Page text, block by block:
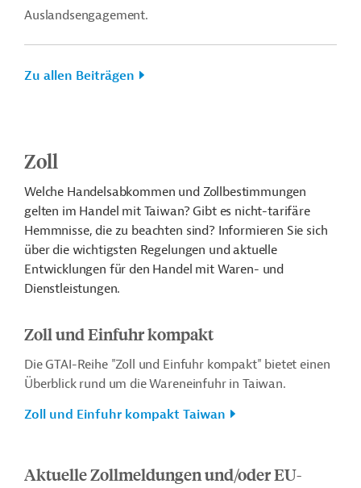
Auslandsengagement.
Zu allen Beiträgen
Zoll
Welche Handelsabkommen und Zollbestimmungen
gelten im Handel mit Taiwan? Gibt es nicht-tarifäre
Hemmnisse, die zu beachten sind? Informieren Sie sich
über die wichtigsten Regelungen und aktuelle
Entwicklungen für den Handel mit Waren- und
Dienstleistungen.
Zoll und Einfuhr kompakt
Die GTAI-Reihe "Zoll und Einfuhr kompakt" bietet einen
Überblick rund um die Wareneinfuhr in Taiwan.
Zoll und Einfuhr kompakt Taiwan
Aktuelle Zollmeldungen und/oder EU-